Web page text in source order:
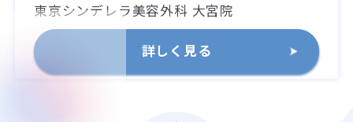
東京シンデレラ美容外科 大宮院
詳しく見る